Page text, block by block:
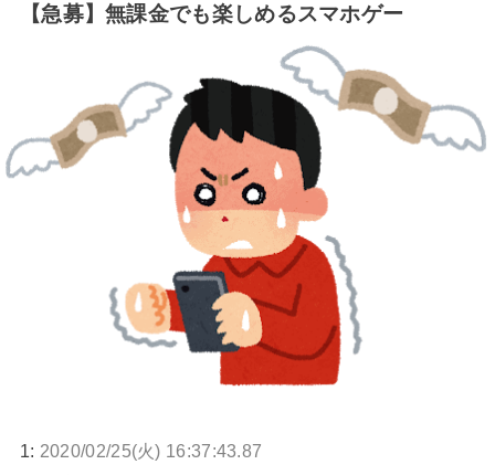
【急募】無課金でも楽しめるスマホゲー
1: 2020/02/25(火) 16:37:43.87